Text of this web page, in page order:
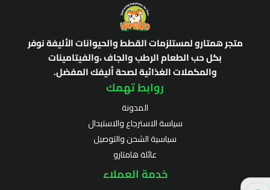
متجر همتارو لمستلزمات القطط والحيوانات الأليفة نوفر
بكل حب الطعام الرطب والجاف ،والفيتامينات
والمكملات الغذائية لصحة أليفك المفضل.
روابط تهمك
المدونة
سياسة الاسترجاع والاستبدال
سياسية الشحن والتوصيل
عائلة هامتارو
خدمة العملاء